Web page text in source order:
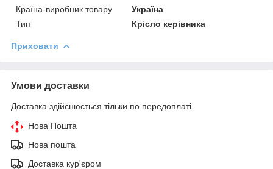
Країна-виробник товару
Україна
Тип
Крісло керівника
Приховати
Умови доставки
Доставка здійснюється тільки по передоплаті.
Нова Пошта
Нова пошта
Доставка кур'єром